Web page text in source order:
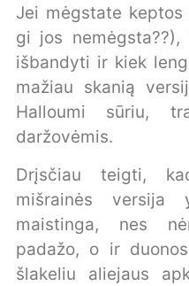
Jei mėgstate
gi jos
išbandyti ir kiek
mažiau skanią
Halloumi sūriu,
daržovėmis.
Drįsčiau teigti,
mišrainės
maistinga, nes
padažo, o ir
šlakeliu aliejaus